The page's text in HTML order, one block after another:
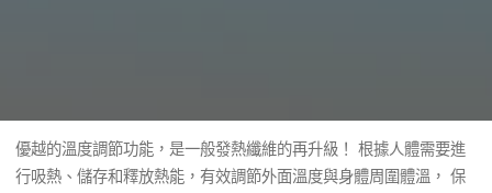
優越的溫度調節功能，是一般發熱纖維的再升級！ 根據人體需要進
行吸熱、儲存和釋放熱能，有效調節外面溫度與身體周圍體溫， 保